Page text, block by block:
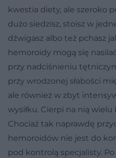
kwestia diety, ale szeroko
dużo siedzisz, stoisz w
dźwigasz albo też pchasz
hemoroidy mogą się
przy nadciśnieniu
przy wrodzonej słabości
ale również w zbyt
wysiłku. Cierpi na nią wielu
Chociaż tak naprawdę
hemoroidów nie jest do
pod kontrolą specjalisty.